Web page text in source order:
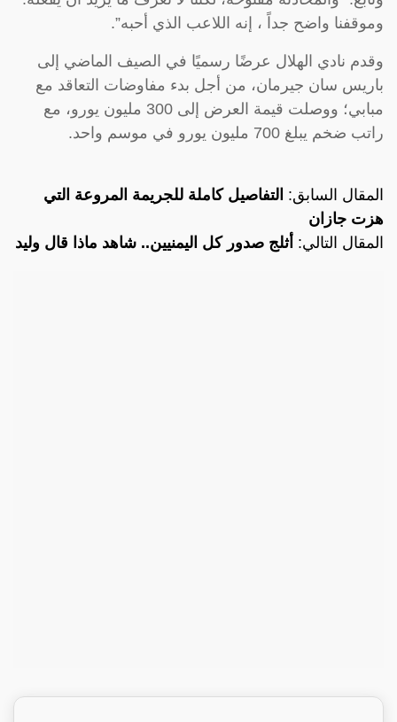
وموقفنا واضح جداً ، إنه اللاعب الذي أحبه”.
وقدم نادي الهلال عرضًا رسميًا في الصيف الماضي إلى
باريس سان جيرمان، من أجل بدء مفاوضات التعاقد مع
مبابي؛ ووصلت قيمة العرض إلى 300 مليون يورو، مع
راتب ضخم يبلغ 700 مليون يورو في موسم واحد.
المقال السابق: التفاصيل كاملة للجريمة المروعة التي
هزت جازان
المقال التالي: أثلج صدور كل اليمنيين.. شاهد ماذا قال وليد